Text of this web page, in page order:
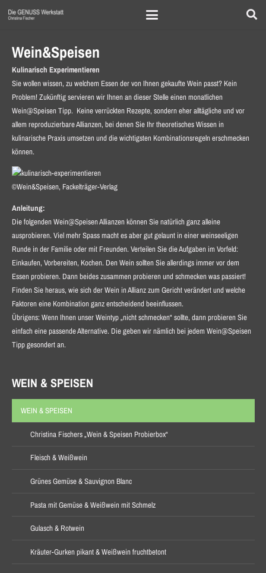
Wein&Speisen
Kulinarisch Experimentieren
Sie wollen wissen, zu welchem Essen der von Ihnen gekaufte Wein passt? Kein
Problem! Zukünftig servieren wir Ihnen an dieser Stelle einen monatlichen
Wein@Speisen Tipp. Keine verrückten Rezepte, sondern eher alltägliche und vor
allem reproduzierbare Allianzen, bei denen Sie Ihr theoretisches Wissen in
kulinarische Praxis umsetzen und die wichtigsten Kombinationsregeln erschmecken
können.
©Wein&Speisen, Fackelträger-Verlag
Anleitung:
Die folgenden Wein@Speisen Allianzen können Sie natürlich ganz alleine
ausprobieren. Viel mehr Spass macht es aber gut gelaunt in einer weinseeligen
Runde in der Familie oder mit Freunden. Verteilen Sie die Aufgaben im Vorfeld:
Einkaufen, Vorbereiten, Kochen. Den Wein sollten Sie allerdings immer vor dem
Essen probieren. Dann beides zusammen probieren und schmecken was passiert!
Finden Sie heraus, wie sich der Wein in Allianz zum Gericht verändert und welche
Faktoren eine Kombination ganz entscheidend beeinflussen.
Übrigens: Wenn Ihnen unser Weintyp „nicht schmecken“ sollte, dann probieren Sie
einfach eine passende Alternative. Die geben wir nämlich bei jedem Wein@Speisen
Tipp gesondert an.
WEIN & SPEISEN
WEIN & SPEISEN
Christina Fischers „Wein & Speisen Probierbox“
Fleisch & Weißwein
Grünes Gemüse & Sauvignon Blanc
Pasta mit Gemüse & Weißwein mit Schmelz
Gulasch & Rotwein
Kräuter-Gurken pikant & Weißwein fruchtbetont